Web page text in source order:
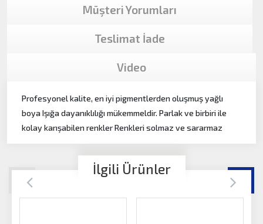
Müşteri Yorumları
Teslimat İade
Video
Profesyonel kalite, en iyi pigmentlerden oluşmuş yağlı
boya Işığa dayanıklılığı mükemmeldir. Parlak ve birbiri ile
kolay karışabilen renkler Renkleri solmaz ve sararmaz
İlgili Ürünler